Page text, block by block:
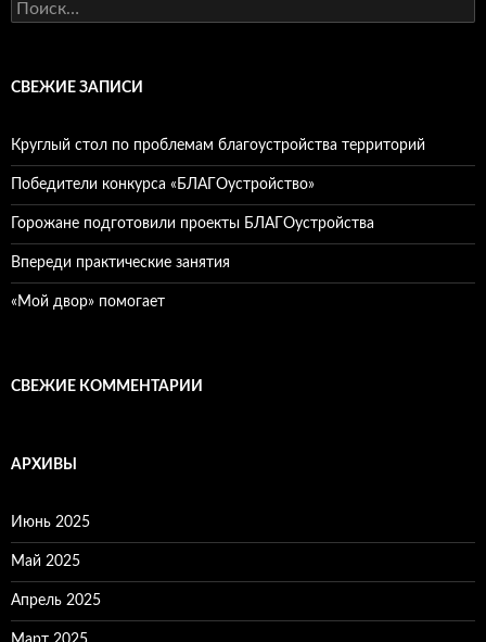
Найти:
СВЕЖИЕ ЗАПИСИ
Круглый стол по проблемам благоустройства территорий
Победители конкурса «БЛАГОустройство»
Горожане подготовили проекты БЛАГОустройства
Впереди практические занятия
«Мой двор» помогает
СВЕЖИЕ КОММЕНТАРИИ
АРХИВЫ
Июнь 2025
Май 2025
Апрель 2025